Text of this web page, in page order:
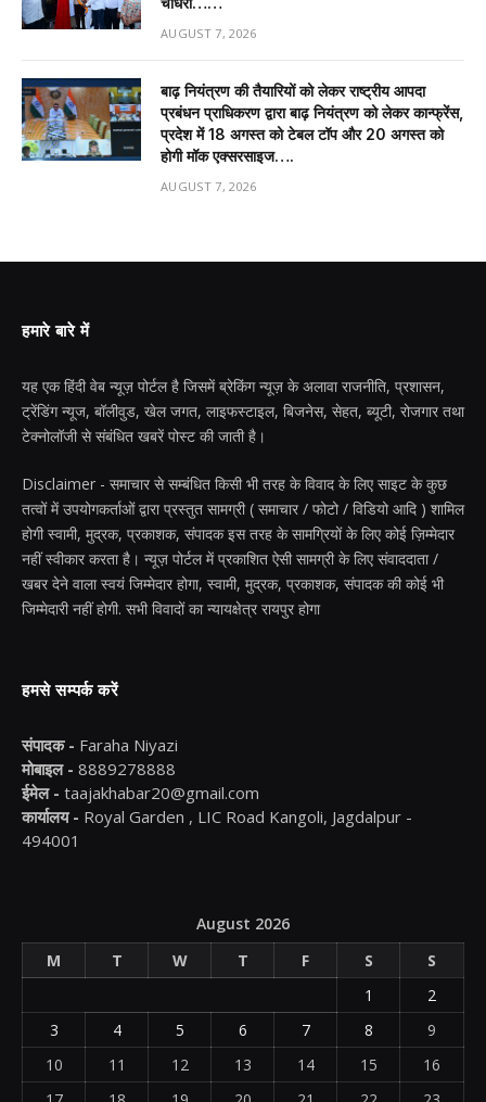
AUGUST 7, 2026
बाढ़ नियंत्रण की तैयारियों को लेकर राष्ट्रीय आपदा
प्रबंधन प्राधिकरण द्वारा बाढ़ नियंत्रण को लेकर कान्फ्रेंस,
प्रदेश में 18 अगस्त को टेबल टॉप और 20 अगस्त को
होगी मॉक एक्सरसाइज….
AUGUST 7, 2026
हमारे बारे में
यह एक हिंदी वेब न्यूज़ पोर्टल है जिसमें ब्रेकिंग न्यूज़ के अलावा राजनीति, प्रशासन,
ट्रेंडिंग न्यूज, बॉलीवुड, खेल जगत, लाइफस्टाइल, बिजनेस, सेहत, ब्यूटी, रोजगार तथा
टेक्नोलॉजी से संबंधित खबरें पोस्ट की जाती है।
Disclaimer - समाचार से सम्बंधित किसी भी तरह के विवाद के लिए साइट के कुछ
तत्वों में उपयोगकर्ताओं द्वारा प्रस्तुत सामग्री ( समाचार / फोटो / विडियो आदि ) शामिल
होगी स्वामी, मुद्रक, प्रकाशक, संपादक इस तरह के सामग्रियों के लिए कोई ज़िम्मेदार
नहीं स्वीकार करता है। न्यूज़ पोर्टल में प्रकाशित ऐसी सामग्री के लिए संवाददाता /
खबर देने वाला स्वयं जिम्मेदार होगा, स्वामी, मुद्रक, प्रकाशक, संपादक की कोई भी
जिम्मेदारी नहीं होगी. सभी विवादों का न्यायक्षेत्र रायपुर होगा
हमसे सम्पर्क करें
संपादक - Faraha Niyazi
मोबाइल - 8889278888
ईमेल - taajakhabar20@gmail.com
कार्यालय - Royal Garden , LIC Road Kangoli, Jagdalpur -
494001
August 2026
M
T W T F S
S
1
2
3
4 5 6 7 8
9
10
11 12 13 14 15
16